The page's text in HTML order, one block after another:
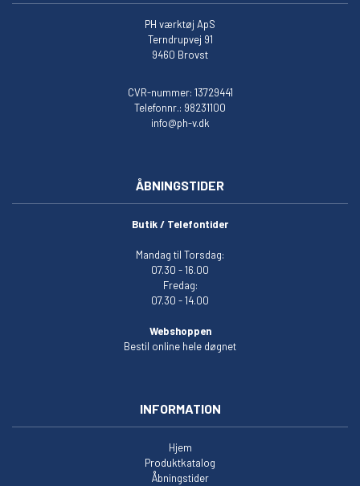
PH værktøj ApS
Terndrupvej 91
9460 Brovst
CVR-nummer: 13729441
Telefonnr.: 98231100
info@ph-v.dk
ÅBNINGSTIDER
Butik / Telefontider
Mandag til Torsdag:
07.30 - 16.00
Fredag:
07.30 - 14.00
Webshoppen
Bestil online hele døgnet
INFORMATION
Hjem
Produktkatalog
Åbningstider